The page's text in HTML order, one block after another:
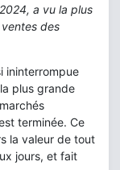
a vu la plus
des
ininterrompue
plus grande
terminée. Ce
la valeur de tout
jours, et fait